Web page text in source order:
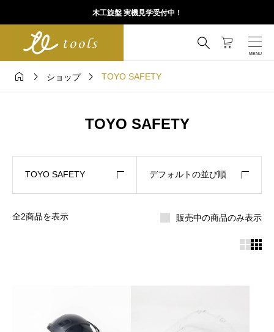
木工旋盤 実機見学受付中！

  ショップ  TOYO SAFETY
TOYO SAFETY
全2商品を表示
TOYO SAFETY デフォルトの並び順
販売中の商品のみ表示
